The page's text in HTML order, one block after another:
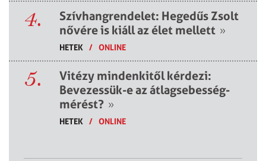
4.
Szívhangrendelet: Hegedűs Zsolt
nővére is kiáll az élet mellett »
HETEK / ONLINE
5.
Vitézy mindenkitől kérdezi:
Bevezessük-e az átlagsebesség-
mérést? »
HETEK / ONLINE